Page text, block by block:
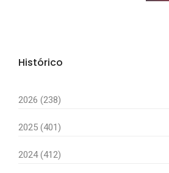
Histórico
2026 (238)
2025 (401)
2024 (412)